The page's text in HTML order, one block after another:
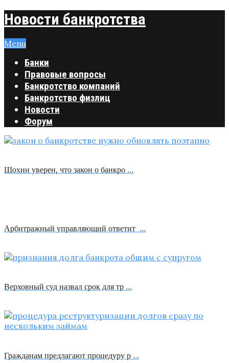
Новости банкротства
Menu
Банки
Правовые вопросы
Банкротство компаний
Банкротство физлиц
Новости
Форум
Шохин уверен, что закон о банкро …
Арбитражный управляющий ответит …
Верховный суд назвал срок для тр …
Гражданам предлагают процедуру р …